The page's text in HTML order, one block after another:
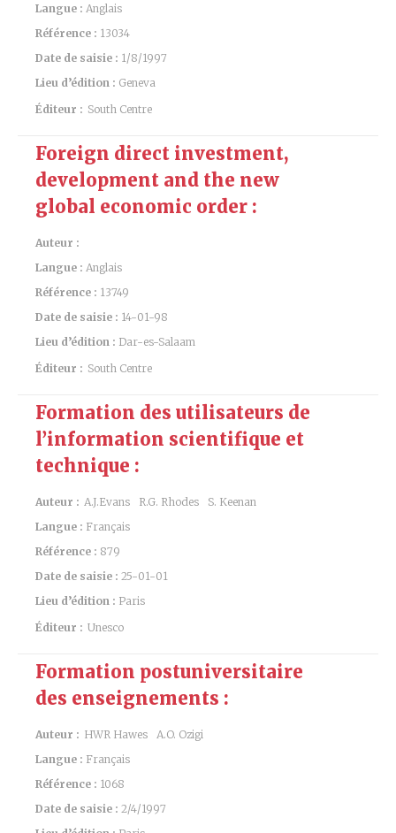
Langue : Anglais
Référence : 13034
Date de saisie : 1/8/1997
Lieu d’édition : Geneva
Éditeur : South Centre
Foreign direct investment,
development and the new
global economic order :
Auteur :
Langue : Anglais
Référence : 13749
Date de saisie : 14-01-98
Lieu d’édition : Dar-es-Salaam
Éditeur : South Centre
Formation des utilisateurs de
l’information scientifique et
technique :
Auteur : A.J.Evans R.G. Rhodes
S. Keenan
Langue : Français
Référence : 879
Date de saisie : 25-01-01
Lieu d’édition : Paris
Éditeur : Unesco
Formation postuniversitaire
des enseignements :
Auteur : HWR Hawes
A.O. Ozigi
Langue : Français
Référence : 1068
Date de saisie : 2/4/1997